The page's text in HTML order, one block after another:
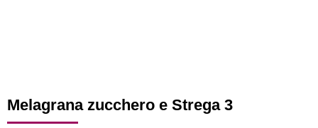
Melagrana zucchero e Strega 3